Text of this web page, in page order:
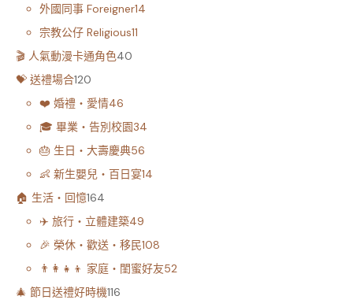
外國同事 Foreigner14
宗教公仔 Religious11
🎬 人氣動漫卡通角色40
💝 送禮場合120
❤️ 婚禮・愛情46
🎓 畢業・告別校園34
🎂 生日・大壽慶典56
👶 新生嬰兒・百日宴14
🏠 生活・回憶164
✈️ 旅行・立體建築49
🎉 榮休・歡送・移民108
👨‍👩‍👧‍👦 家庭・閨蜜好友52
🎄 節日送禮好時機116